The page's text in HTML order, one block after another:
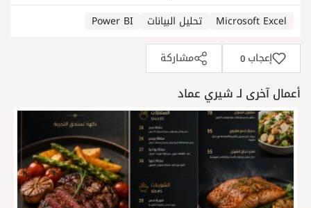
Microsoft Excel تحليل البيانات
Power BI
إعجاب 0 مشاركة
أعمال آخرى لـ شيري عماد